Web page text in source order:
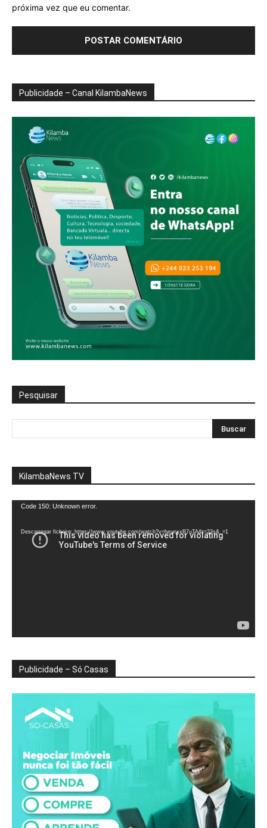
próxima vez que eu comentar.
Publicidade – Canal KilambaNews
Pesquisar
KilambaNews TV
Reprodutor
vídeo
Code 150: Unknown error.
Descarregar ficheiro: https://www.youtube.com/watch?v=heunxxB7uTA&t=22s&_=1
Publicidade – Só Casas